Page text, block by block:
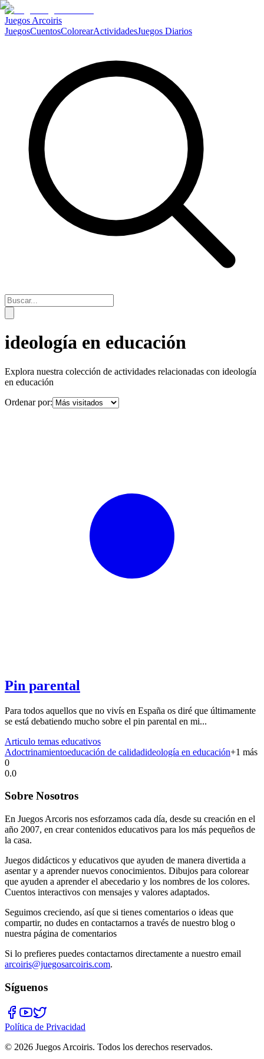
Juegos Arcoiris
JuegosCuentosColorearActividadesJuegos Diarios
ideología en educación
Explora nuestra colección de actividades relacionadas con ideología
en educación
Ordenar por:
Pin parental
Para todos aquellos que no vivís en España os diré que últimamente
se está debatiendo mucho sobre el pin parental en mi...
Articulo temas educativos
Adoctrinamientoeducación de calidadideología en educación+1 más
0
0.0
Sobre Nosotros
En Juegos Arcoris nos esforzamos cada día, desde su creación en el
año 2007, en crear contenidos educativos para los más pequeños de
la casa.
Juegos didácticos y educativos que ayuden de manera divertida a
asentar y a aprender nuevos conocimientos. Dibujos para colorear
que ayuden a aprender el abecedario y los nombres de los colores.
Cuentos interactivos con mensajes y valores adaptados.
Seguimos creciendo, así que si tienes comentarios o ideas que
compartir, no dudes en contactarnos a través de nuestro blog o
nuestra página de comentarios
Si lo prefieres puedes contactarnos directamente a nuestro email
arcoiris@juegosarcoiris.com.
Síguenos
Política de Privacidad
© 2026 Juegos Arcoiris. Todos los derechos reservados.